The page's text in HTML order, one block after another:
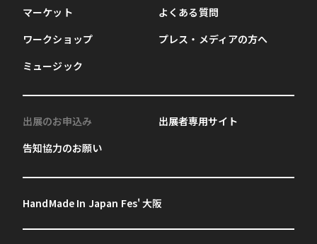
マーケット
ワークショップ
ミュージック
よくある質問
プレス・メディアの方へ
出展のお申込み
告知協力のお願い
出展者専用サイト
HandMade In Japan Fes' 大阪